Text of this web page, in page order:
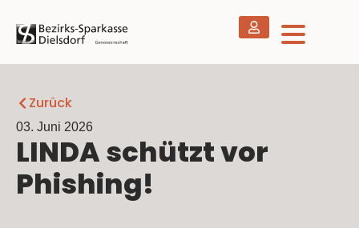
Zurück
03. Juni 2026
LINDA schützt vor
Phishing!